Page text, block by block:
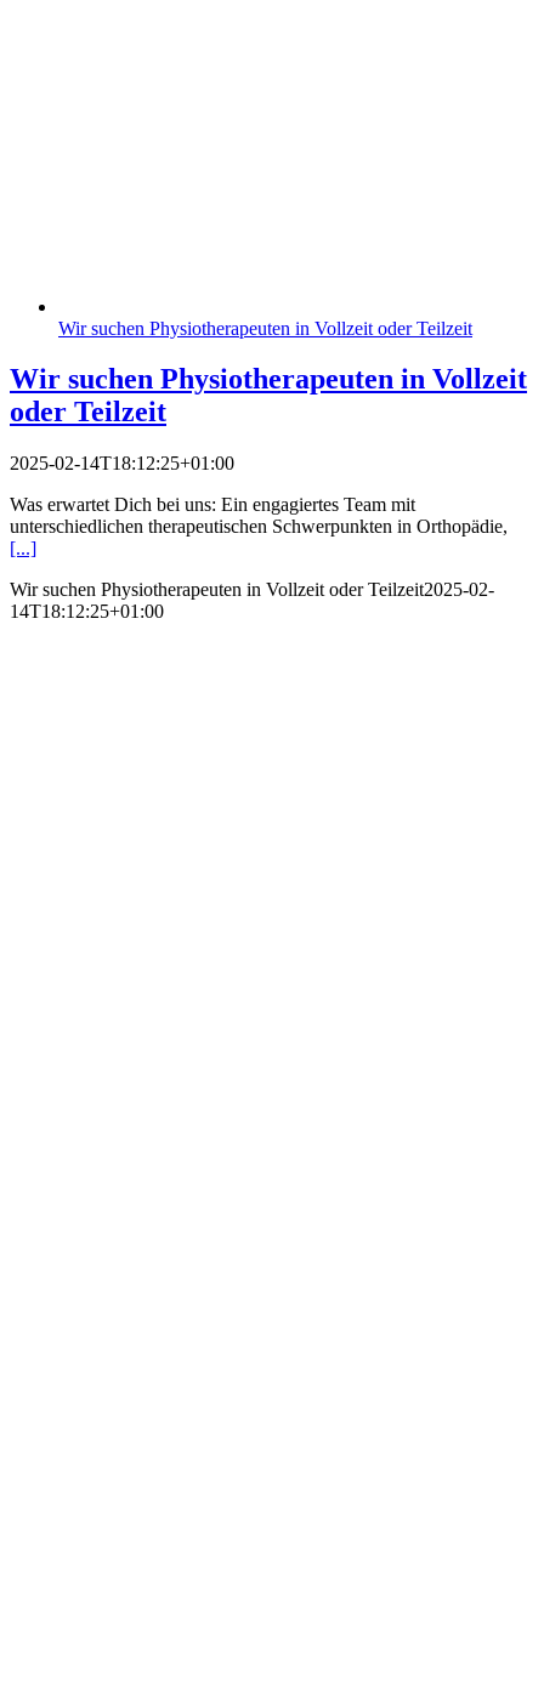
Wir suchen Physiotherapeuten in Vollzeit oder Teilzeit
Wir suchen Physiotherapeuten in Vollzeit
oder Teilzeit
2025-02-14T18:12:25+01:00
Was erwartet Dich bei uns: Ein engagiertes Team mit
unterschiedlichen therapeutischen Schwerpunkten in Orthopädie,
[...]
Wir suchen Physiotherapeuten in Vollzeit oder Teilzeit2025-02-
14T18:12:25+01:00